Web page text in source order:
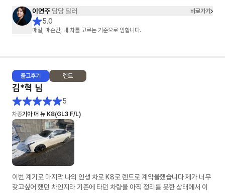
도 많이 하는 스타일이었는데 이번에는 의심할 필요도 없었고 깐깐하게 굴
필요도 없을 만큼 꼼꼼하게 하나하나 함께 확인해 주셔서 마음 놓고 진행할
수 있었습니다!! 주변에서 렌트 이용을 고민하는 분이 있다면 주저 없이 소개
해 드리고 싶은 매니저님이었습니다 👍 그동안 고생 정말 많으셨고 진심으
이연주 담당 딜러 바로가기
5.0
매일, 매순간, 내 차를 고르는 기준으로 임합니다.
출고후기 렌트
김*혁 님
5
차종기아 더 뉴 K8(GL3 F/L)
이번 계기로 마지막 나의 인생 차로 K8로 렌트로 계약을했습니다 제가 너무
갖고싶어 했던 차인지라 기존에 타던 차량을 아직 정리를 못한 상태에서 이